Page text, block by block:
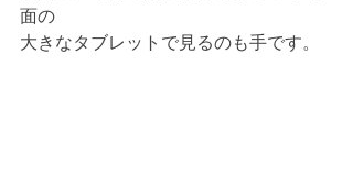
面の
大きなタブレットで見るのも手です。